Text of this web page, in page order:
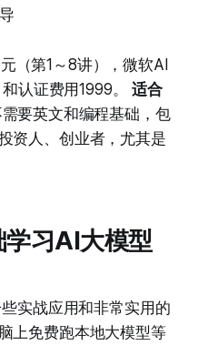
（第1～8讲），微软AI
认证费用1999。适合
要英文和编程基础，包
资人、创业者，尤其是
习AI大模型
实战应用和非常实用的
上免费跑本地大模型等